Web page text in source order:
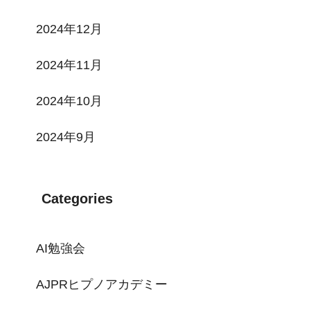
2024年12月
2024年11月
2024年10月
2024年9月
Categories
AI勉強会
AJPRヒプノアカデミー